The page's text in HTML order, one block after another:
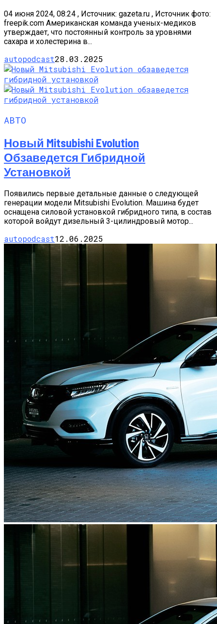
04 июня 2024, 08:24 , Источник: gazeta.ru , Источник фото:
freepik.com Американская команда ученых-медиков
утверждает, что постоянный контроль за уровнями
сахара и холестерина в...
autopodcast28.03.2025
АВТО
Новый Mitsubishi Evolution
Обзаведется Гибридной
Установкой
Появились первые детальные данные о следующей
генерации модели Mitsubishi Evolution. Машина будет
оснащена силовой установкой гибридного типа, в состав
которой войдут дизельный 3-цилиндровый мотор...
autopodcast12.06.2025